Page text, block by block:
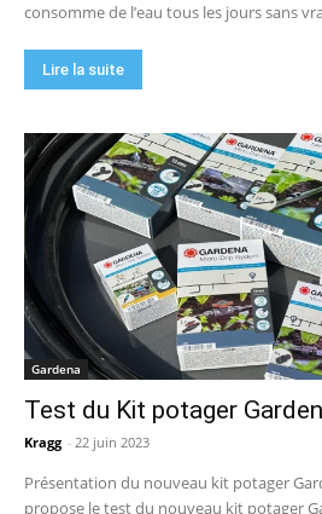
consomme de l’eau tous les jours sans
Lire la suite
Gardena
Test du Kit potager
Kragg - 22 juin 2023
Présentation du nouveau kit potager
propose le test du nouveau kit potager